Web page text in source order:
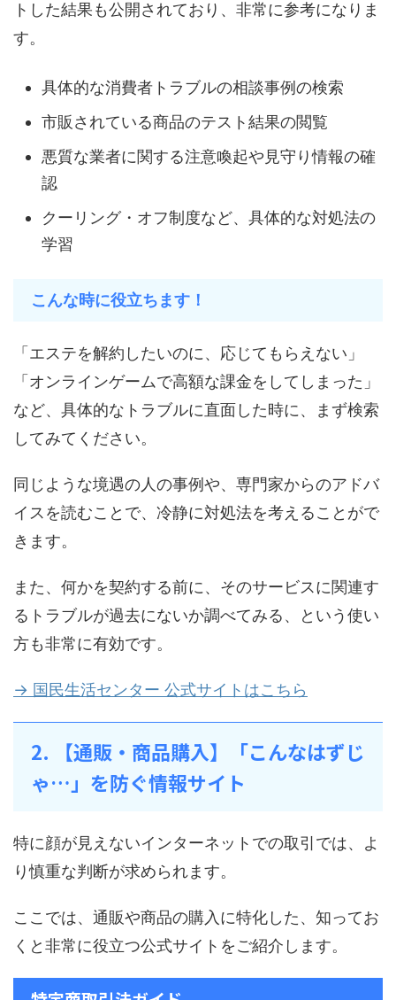
トした結果も公開されており、非常に参考になりま
す。
具体的な消費者トラブルの相談事例の検索
市販されている商品のテスト結果の閲覧
悪質な業者に関する注意喚起や見守り情報の確
認
クーリング・オフ制度など、具体的な対処法の
学習
こんな時に役立ちます！
「エステを解約したいのに、応じてもらえない」
「オンラインゲームで高額な課金をしてしまった」
など、具体的なトラブルに直面した時に、まず検索
してみてください。
同じような境遇の人の事例や、専門家からのアドバ
イスを読むことで、冷静に対処法を考えることがで
きます。
また、何かを契約する前に、そのサービスに関連す
るトラブルが過去にないか調べてみる、という使い
方も非常に有効です。
→ 国民生活センター 公式サイトはこちら
2. 【通販・商品購入】「こんなはずじ
ゃ…」を防ぐ情報サイト
特に顔が見えないインターネットでの取引では、よ
り慎重な判断が求められます。
ここでは、通販や商品の購入に特化した、知ってお
くと非常に役立つ公式サイトをご紹介します。